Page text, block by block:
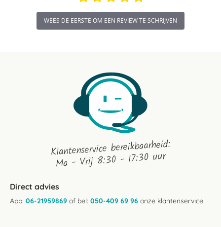
WEES DE EERSTE OM EEN REVIEW TE SCHRIJVEN
Klantenservice bereikbaarheid:
Ma - Vrij 8:30 - 17:30 uur
Direct advies
App: 06-21959869 of bel: 050-409 69 96 onze klantenservice